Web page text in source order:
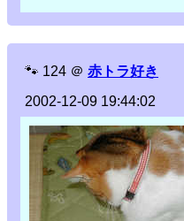
🐾 124 ＠ 赤トラ好き
2002-12-09 19:44:02